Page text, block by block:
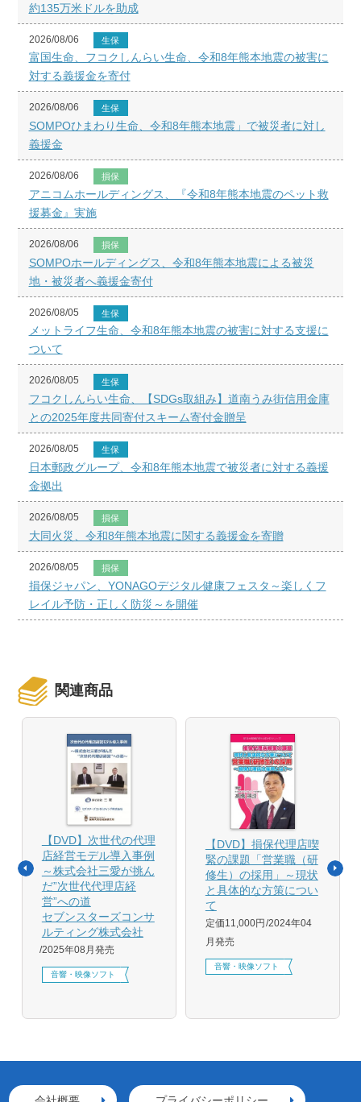
約135万米ドルを助成
2026/08/06 生保
富国生命、フコクしんらい生命、令和8年熊本地震の被害に
対する義援金を寄付
2026/08/06 生保
SOMPOひまわり生命、令和8年熊本地震」で被災者に対し
義援金
2026/08/06 損保
アニコムホールディングス、『令和8年熊本地震のペット救
援募金』実施
2026/08/06 損保
SOMPOホールディングス、令和8年熊本地震による被災
地・被災者へ義援金寄付
2026/08/05 生保
メットライフ生命、令和8年熊本地震の被害に対する支援に
ついて
2026/08/05 生保
フコクしんらい生命、【SDGs取組み】道南うみ街信用金庫
との2025年度共同寄付スキーム寄付金贈呈
2026/08/05 生保
日本郵政グループ、令和8年熊本地震で被災者に対する義援
金拠出
2026/08/05 損保
大同火災、令和8年熊本地震に関する義援金を寄贈
2026/08/05 損保
損保ジャパン、YONAGOデジタル健康フェスタ～楽しくフ
レイル予防・正しく防災～を開催
関連商品
【DVD】次世代の代理
店経営モデル導入事例
～株式会社三愛が挑ん
だ”次世代代理店経
営”への道
セブンスターズコンサ
ルティング株式会社
2025年08月発売
音響・映像ソフト
【DVD】損保代理店喫
緊の課題「営業職（研
修生）の採用」～現状
と具体的な方策につい
て
定価11,000円 2024年04
月発売
音響・映像ソフト